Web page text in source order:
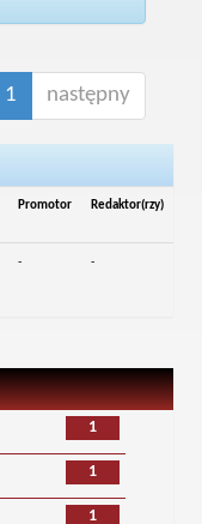
1 następny
Promotor Redaktor(rzy)
- -
1
1
1